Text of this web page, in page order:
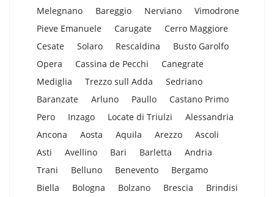
Melegnano
Bareggio Nerviano
Vimodrone
Pieve Emanuele
Carugate
Cerro Maggiore
Cesate
Solaro Rescaldina
Busto Garolfo
Opera
Cassina de Pecchi
Canegrate
Mediglia
Trezzo sull Adda
Sedriano
Baranzate
Arluno Paullo
Castano Primo
Pero
Inzago Locate di Triulzi
Alessandria
Ancona
Aosta Aquila Arezzo
Ascoli
Asti
Avellino Bari Barletta
Andria
Trani
Belluno Benevento
Bergamo
Biella
Bologna Bolzano Brescia
Brindisi